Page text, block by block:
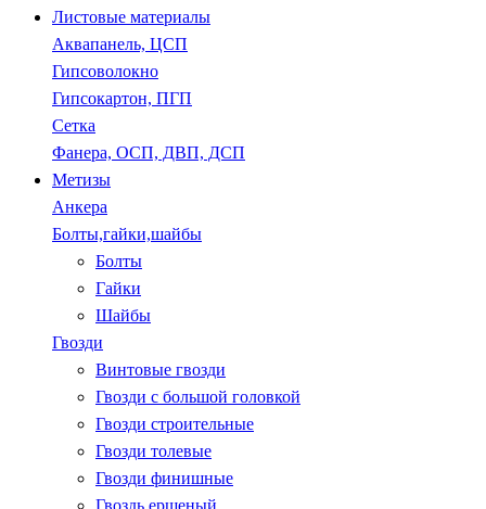
Листовые материалы
Аквапанель, ЦСП
Гипсоволокно
Гипсокартон, ПГП
Сетка
Фанера, ОСП, ДВП, ДСП
Метизы
Анкера
Болты,гайки,шайбы
Болты
Гайки
Шайбы
Гвозди
Винтовые гвозди
Гвозди с большой головкой
Гвозди строительные
Гвозди толевые
Гвозди финишные
Гвоздь ершеный